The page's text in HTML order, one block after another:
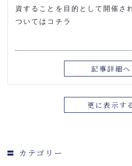
資することを目的として開催さ
ついてはコチラ
記事詳細へ
更に表示する
カテゴリー